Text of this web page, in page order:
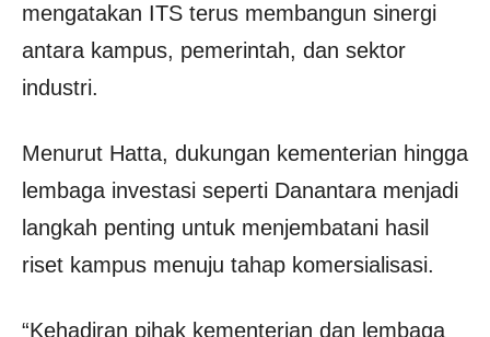
mengatakan ITS terus membangun sinergi
antara kampus, pemerintah, dan sektor
industri.
Menurut Hatta, dukungan kementerian hingga
lembaga investasi seperti Danantara menjadi
langkah penting untuk menjembatani hasil
riset kampus menuju tahap komersialisasi.
“Kehadiran pihak kementerian dan lembaga